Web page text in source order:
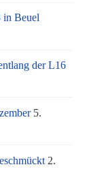
in Beuel
der L16
5.
2.